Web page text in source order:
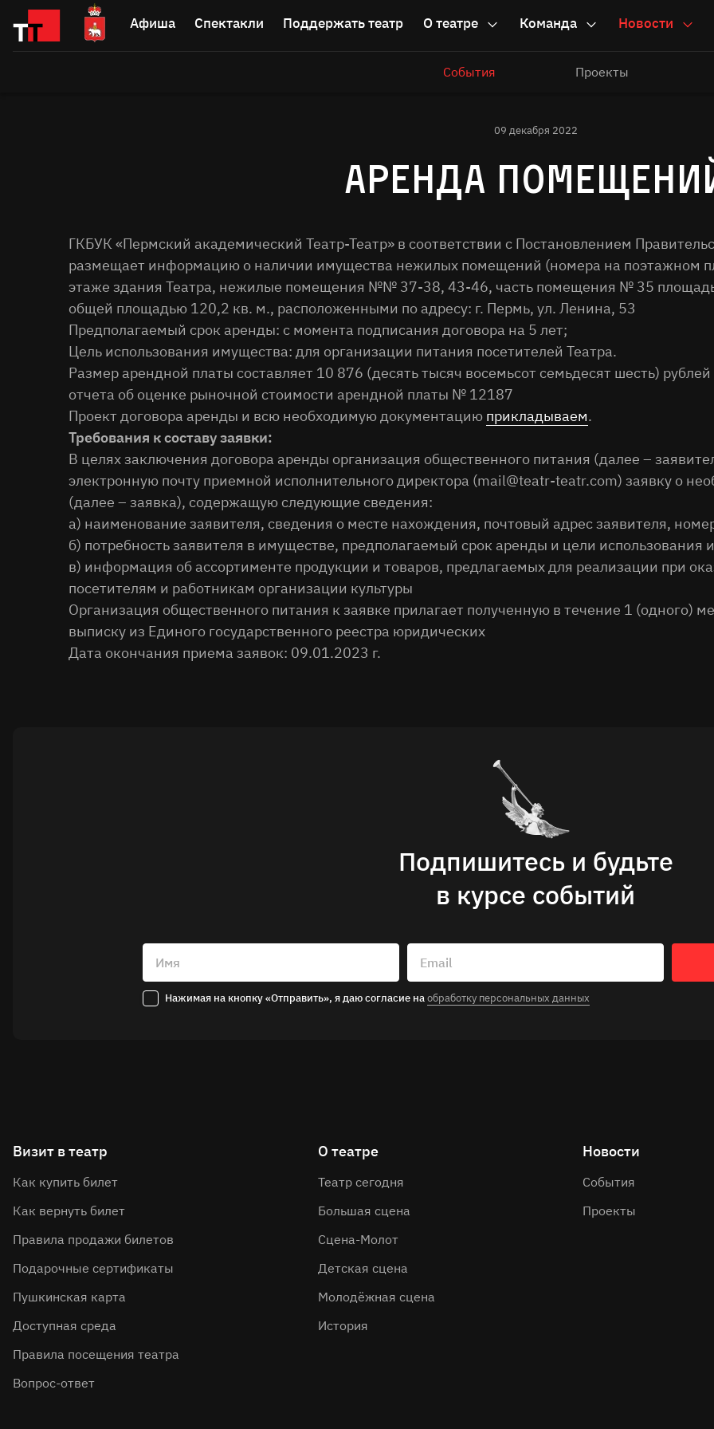
Афиша Спектакли Поддержать театр О театре Команда Новости
События Проекты
09 декабря 2022
Аренда
ГКБУК «Пермский академический Театр-Театр» в соответствии с Постановлением
размещает информацию о наличии имущества нежилых помещений (номера на поэтажном
этаже здания Театра, нежилые помещения №№ 37-38, 43-46, часть помещения № 35
общей площадью 120,2 кв. м., расположенными по адресу: г. Пермь, ул. Ленина, 53
Предполагаемый срок аренды: с момента подписания договора на 5 лет;
Цель использования имущества: для организации питания посетителей Театра.
Размер арендной платы составляет 10 876 (десять тысяч восемьсот семьдесят шесть)
отчета об оценке рыночной стоимости арендной платы № 12187
Проект договора аренды и всю необходимую документацию прикладываем.
Требования к составу заявки:
В целях заключения договора аренды организация общественного питания (далее –
электронную почту приемной исполнительного директора (mail@teatr-teatr.com) заявку о
(далее – заявка), содержащую следующие сведения:
а) наименование заявителя, сведения о месте нахождения, почтовый адрес заявителя,
б) потребность заявителя в имуществе, предполагаемый срок аренды и цели использования
в) информация об ассортименте продукции и товаров, предлагаемых для реализации при
посетителям и работникам организации культуры
Организация общественного питания к заявке прилагает полученную в течение 1 (одного)
выписку из Единого государственного реестра юридических
Дата окончания приема заявок: 09.01.2023 г.
Подпишитесь и будьте
в курсе событий
Имя Email
Нажимая на кнопку «Отправить», я даю согласие наобработку персональных данных
Визит в театр
Как купить билет
Как вернуть билет
Правила продажи билетов
Подарочные сертификаты
Пушкинская карта
Доступная среда
Правила посещения театра
Вопрос-ответ
О театре
Театр сегодня
Большая сцена
Сцена-Молот
Детская сцена
Молодёжная сцена
История
Новости
События
Проекты